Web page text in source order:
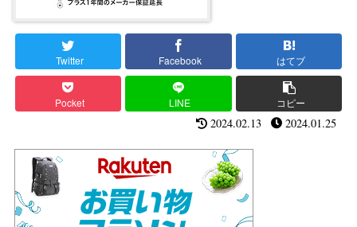
Twitter Facebook はてブ
Pocket LINE コピー
2024.02.13 2024.01.25